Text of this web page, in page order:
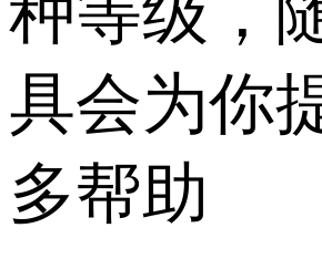
具会为你
多帮助